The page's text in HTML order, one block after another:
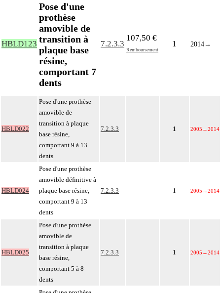
HBLD123
Pose d'une
prothèse
amovible de
transition à
plaque base
résine,
comportant 7
dents
7.2.3.3
107,50 €
Remboursement
1 2014→
HBLD022
Pose d'une prothèse
amovible de
transition à plaque
base résine,
comportant 9 à 13
dents
7.2.3.3 1 2005 →2014
HBLD024
Pose d'une prothèse
amovible définitive à
plaque base résine,
comportant 9 à 13
dents
7.2.3.3 1 2005 →2014
HBLD025
Pose d'une prothèse
amovible de
transition à plaque
base résine,
comportant 5 à 8
dents
7.2.3.3 1 2005 →2014